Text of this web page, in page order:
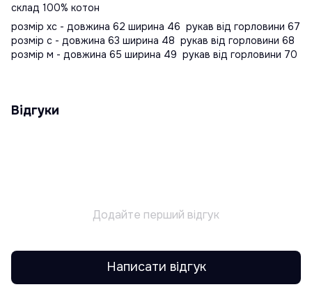
склад 100% котон
розмір хс - довжина 62 ширина 46 рукав від горловини 67
розмір с - довжина 63 ширина 48 рукав від горловини 68
розмір м - довжина 65 ширина 49 рукав від горловини 70
Відгуки
Додайте перший відгук
Написати відгук